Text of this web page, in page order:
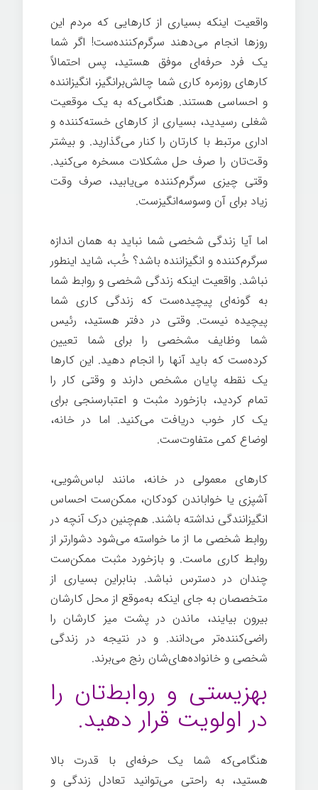
واقعیت اینکه بسیاری از کارهایی که مردم این
روزها انجام می‌دهند سرگرم‌کننده‌ست! اگر شما
یک فرد حرفه‌ای موفق هستید، پس احتمالاً
کارهای روزمره کاری شما چالش‌برانگیز، انگیزاننده
و احساسی هستند. هنگامی‌که به یک موقعیت
شغلی رسیدید، بسیاری از کارهای خسته‌کننده و
اداری مرتبط با کارتان را کنار می‌گذارید. و بیشتر
وقت‌تان را صرف حل مشکلات مسخره می‌کنید.
وقتی چیزی سرگرم‌کننده می‌یابید، صرف وقت
زیاد برای آن وسوسه‌انگیزست.
اما آیا زندگی شخصی شما نباید به همان اندازه
سرگرم‌کننده و انگیزاننده باشد؟ خُب، شاید اینطور
نباشد. واقعیت اینکه زندگی شخصی و روابط شما
به گونه‌ای پیچیده‌ست که زندگی کاری شما
پیچیده نیست. وقتی در دفتر هستید، رئیس
شما وظایف مشخصی را برای شما تعیین
کرده‌ست که باید آنها را انجام دهید. این کارها
یک نقطه پایان مشخص دارند و وقتی کار را
تمام کردید، بازخورد مثبت و اعتبارسنجی برای
یک کار خوب دریافت می‌کنید. اما در خانه،
اوضاع کمی متفاوت‌ست.
کارهای معمولی در خانه، مانند لباس‌شویی،
آشپزی یا خواباندن کودکان، ممکن‌ست احساس
انگیزانندگی نداشته باشند. هم‌چنین درک آنچه در
روابط شخصی ما از ما خواسته می‌شود دشوارتر از
روابط کاری ماست. و بازخورد مثبت ممکن‌ست
چندان در دسترس نباشد. بنابراین بسیاری از
متخصصان به جای اینکه به‌موقع از محل کارشان
بیرون بیایند، ماندن در پشت میز کارشان را
راضی‌کننده‌تر می‌دانند. و در نتیجه در زندگی
شخصی و خانواده‌های‌شان رنج می‌برند.
بهزیستی و روابط‌تان را
در اولویت قرار دهید.
هنگامی‌که شما یک حرفه‌ای با قدرت بالا
هستید، به راحتی می‌توانید تعادل زندگی و